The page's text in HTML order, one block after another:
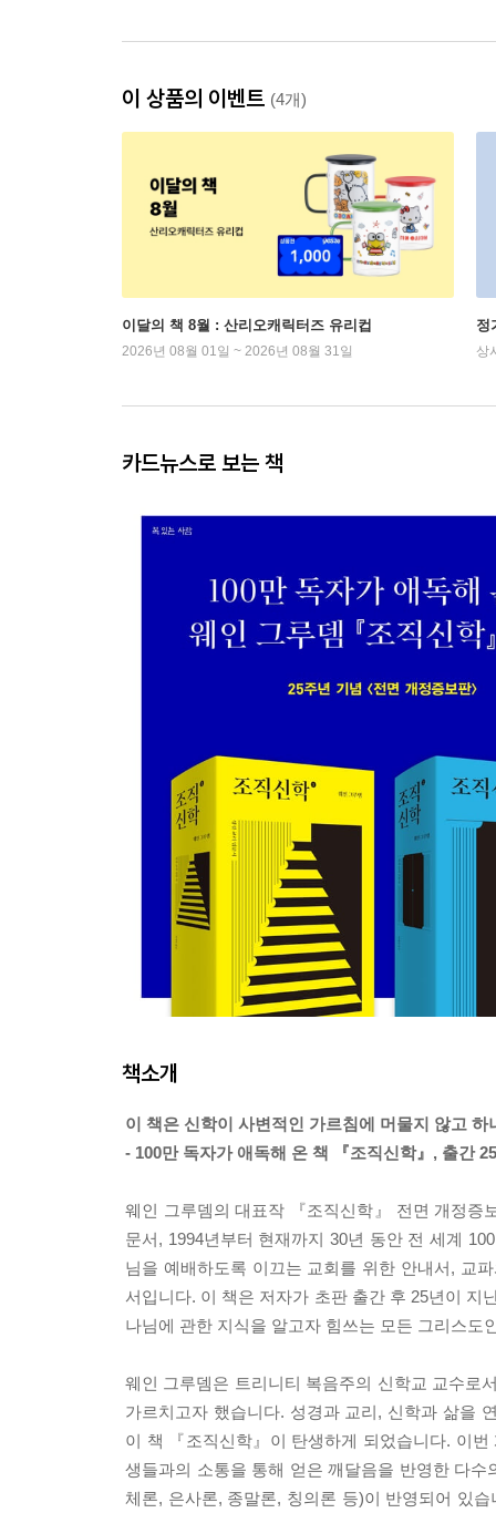
이 상품의 이벤트 (4개)
이달의 책 8월 : 산리오캐릭터즈 유리컵
2026년 08월 01일 ~ 2026년 08월 31일
정
상
카드뉴스로 보는 책
책소개
이 책은 신학이 사변적인 가르침에 머물지 않고
- 100만 독자가 애독해 온 책 『조직신학』, 출간
웨인 그루뎀의 대표작 『조직신학』 전면 개정증
문서, 1994년부터 현재까지 30년 동안 전 세계
님을 예배하도록 이끄는 교회를 위한 안내서, 교
서입니다. 이 책은 저자가 초판 출간 후 25년이 지
나님에 관한 지식을 알고자 힘쓰는 모든 그리스도
웨인 그루뎀은 트리니티 복음주의 신학교 교수로
가르치고자 했습니다. 성경과 교리, 신학과 삶을
이 책 『조직신학』이 탄생하게 되었습니다. 이
생들과의 소통을 통해 얻은 깨달음을 반영한 다
체론, 은사론, 종말론, 칭의론 등)이 반영되어 있